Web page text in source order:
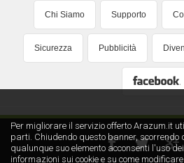
Chi Siamo Supporto
Sicurezza Pubblicità
Per migliorare il servizio offerto Arazum.it
parti. Chiudendo questo banner,
qualunque suo elemento acconsenti l′uso
informazioni sui cookie e su come